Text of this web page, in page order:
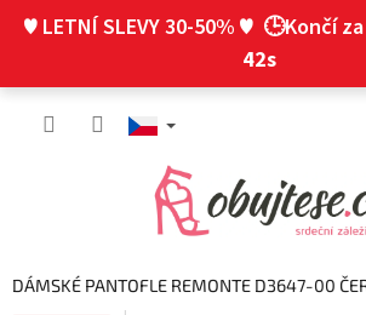
♥ LETNÍ SLEVY 30-50% ♥ 🕒Končí za
41s
DÁMSKÉ PANTOFLE REMONTE D3647-00